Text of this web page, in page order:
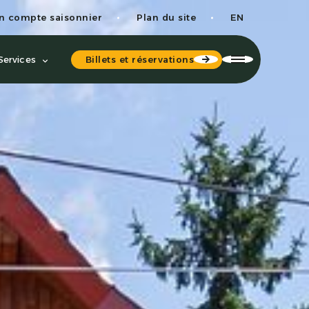
compte saisonnier Plan du site EN
Billets et réservations